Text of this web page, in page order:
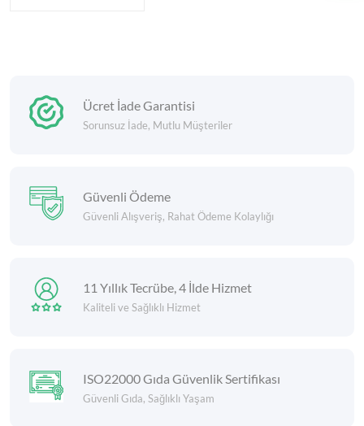
Ücret İade Garantisi
Sorunsuz İade, Mutlu Müşteriler
Güvenli Ödeme
Güvenli Alışveriş, Rahat Ödeme Kolaylığı
11 Yıllık Tecrübe, 4 İlde Hizmet
Kaliteli ve Sağlıklı Hizmet
ISO22000 Gıda Güvenlik Sertifikası
Güvenli Gıda, Sağlıklı Yaşam